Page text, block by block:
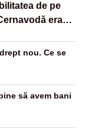
de pe
era
nou. Ce se
să avem bani